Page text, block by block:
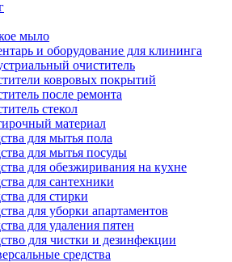
мыло
и оборудование для клининга
очиститель
ковровых покрытий
после ремонта
стекол
материал
для мытья пола
для мытья посуды
для обезжиривания на кухне
для сантехники
для стирки
для уборки апартаментов
для удаления пятен
для чистки и дезинфекции
средства